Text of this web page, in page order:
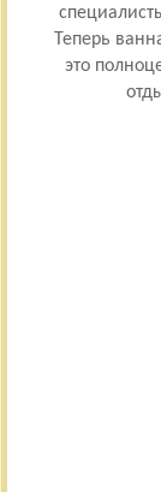
Теперь
это